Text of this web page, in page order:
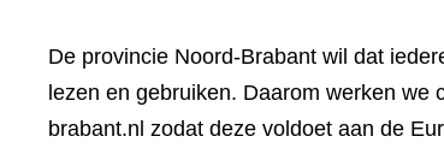
De provincie Noord-Brabant wil dat
lezen en gebruiken. Daarom werken
brabant.nl zodat deze voldoet aan de